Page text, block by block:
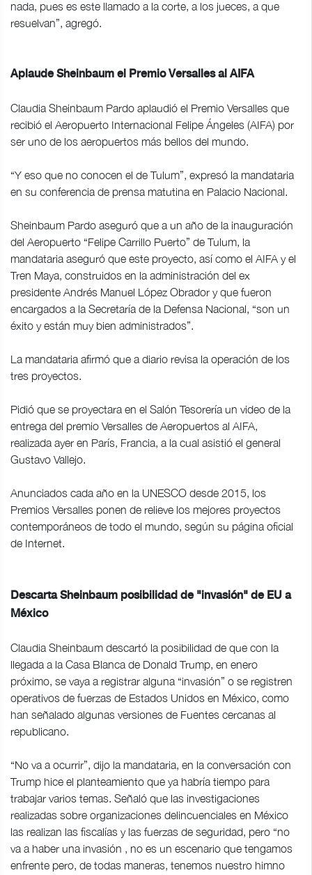
nada, pues es este llamado a la corte, a los jueces, a que
resuelvan”, agregó.
Aplaude Sheinbaum el Premio Versalles al AIFA
Claudia Sheinbaum Pardo aplaudió el Premio Versalles que
recibió el Aeropuerto Internacional Felipe Ángeles (AIFA) por
ser uno de los aeropuertos más bellos del mundo.
“Y eso que no conocen el de Tulum”, expresó la mandataria
en su conferencia de prensa matutina en Palacio Nacional.
Sheinbaum Pardo aseguró que a un año de la inauguración
del Aeropuerto “Felipe Carrillo Puerto” de Tulum, la
mandataria aseguró que este proyecto, así como el AIFA y el
Tren Maya, construidos en la administración del ex
presidente Andrés Manuel López Obrador y que fueron
encargados a la Secretaría de la Defensa Nacional, “son un
éxito y están muy bien administrados”.
La mandataria afirmó que a diario revisa la operación de los
tres proyectos.
Pidió que se proyectara en el Salón Tesorería un video de la
entrega del premio Versalles de Aeropuertos al AIFA,
realizada ayer en París, Francia, a la cual asistió el general
Gustavo Vallejo.
Anunciados cada año en la UNESCO desde 2015, los
Premios Versalles ponen de relieve los mejores proyectos
contemporáneos de todo el mundo, según su página oficial
de Internet.
Descarta Sheinbaum posibilidad de "invasión" de EU a
México
Claudia Sheinbaum descartó la posibilidad de que con la
llegada a la Casa Blanca de Donald Trump, en enero
próximo, se vaya a registrar alguna “invasión” o se registren
operativos de fuerzas de Estados Unidos en México, como
han señalado algunas versiones de Fuentes cercanas al
republicano.
“No va a ocurrir”, dijo la mandataria, en la conversación con
Trump hice el planteamiento que ya habría tiempo para
trabajar varios temas. Señaló que las investigaciones
realizadas sobre organizaciones delincuenciales en México
las realizan las fiscalías y las fuerzas de seguridad, pero “no
va a haber una invasión , no es un escenario que tengamos
enfrente pero, de todas maneras, tenemos nuestro himno